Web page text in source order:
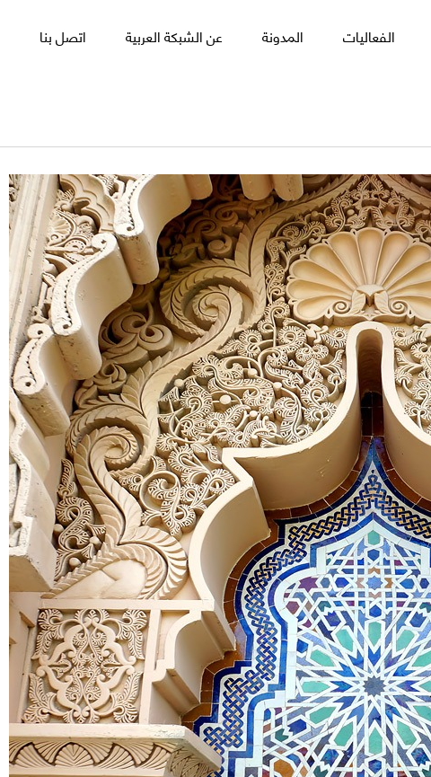
الفعاليات المدونة عن الشبكة العربية اتصل بنا